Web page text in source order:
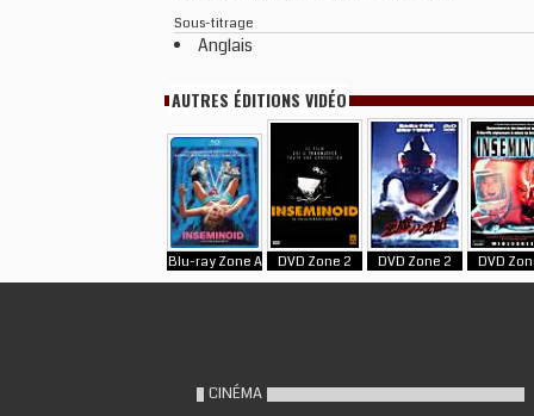
Sous-titrage
Anglais
AUTRES ÉDITIONS VIDÉO
Blu-ray Zone A DVD Zone 2 DVD Zone 2 DVD
CINÉMA